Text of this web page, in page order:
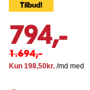
Tilbud!
794,-
1.694,-